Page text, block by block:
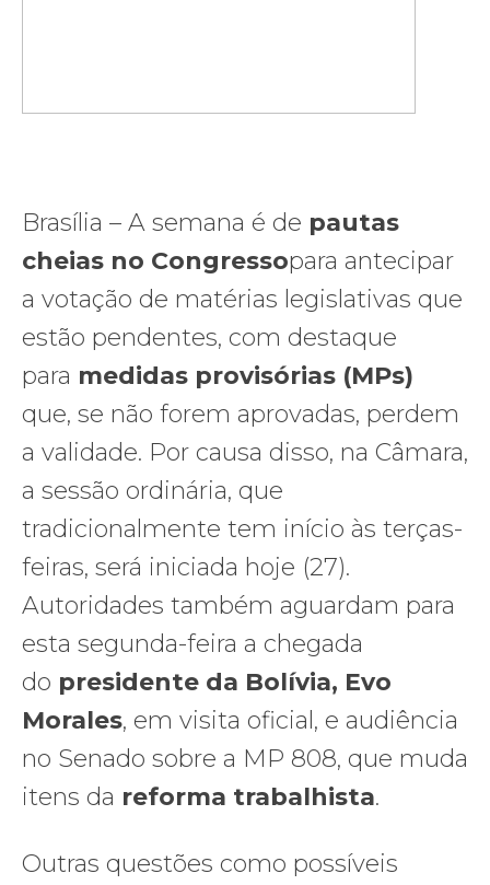
Brasília – A semana é de pautas
cheias no Congressopara antecipar
a votação de matérias legislativas que
estão pendentes, com destaque
para medidas provisórias (MPs)
que, se não forem aprovadas, perdem
a validade. Por causa disso, na Câmara,
a sessão ordinária, que
tradicionalmente tem início às terças-
feiras, será iniciada hoje (27).
Autoridades também aguardam para
esta segunda-feira a chegada
do presidente da Bolívia, Evo
Morales, em visita oficial, e audiência
no Senado sobre a MP 808, que muda
itens da reforma trabalhista.
Outras questões como possíveis